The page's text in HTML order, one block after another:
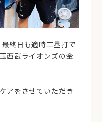
終日も適時二塁打で
西武ライオンズの金
アをさせていただき